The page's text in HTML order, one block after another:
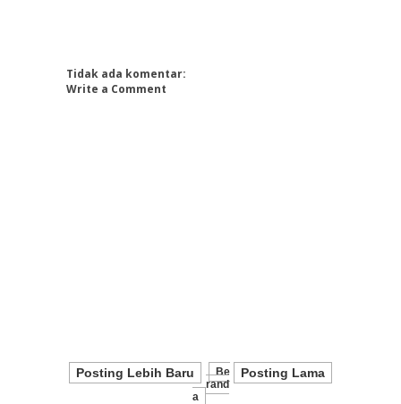
Tidak ada komentar:
Write a Comment
Posting Lebih Baru Posting Lama
Be
Rand
A